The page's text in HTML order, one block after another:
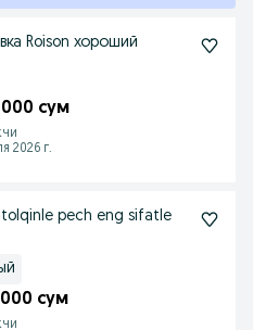
Roison хороший
сум
2026 г.
pech eng sifatle
сум